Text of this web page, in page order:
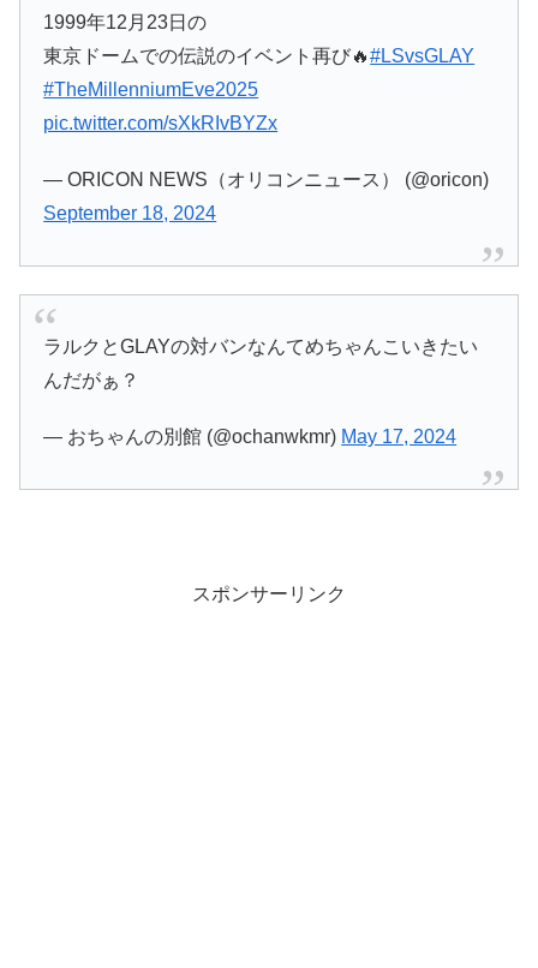
1999年12月23日の
東京ドームでの伝説のイベント再び🔥#LSvsGLAY
#TheMillenniumEve2025
pic.twitter.com/sXkRIvBYZx
— ORICON NEWS（オリコンニュース） (@oricon)
September 18, 2024
ラルクとGLAYの対バンなんてめちゃんこいきたい
んだがぁ？
— おちゃんの別館 (@ochanwkmr) May 17, 2024
スポンサーリンク